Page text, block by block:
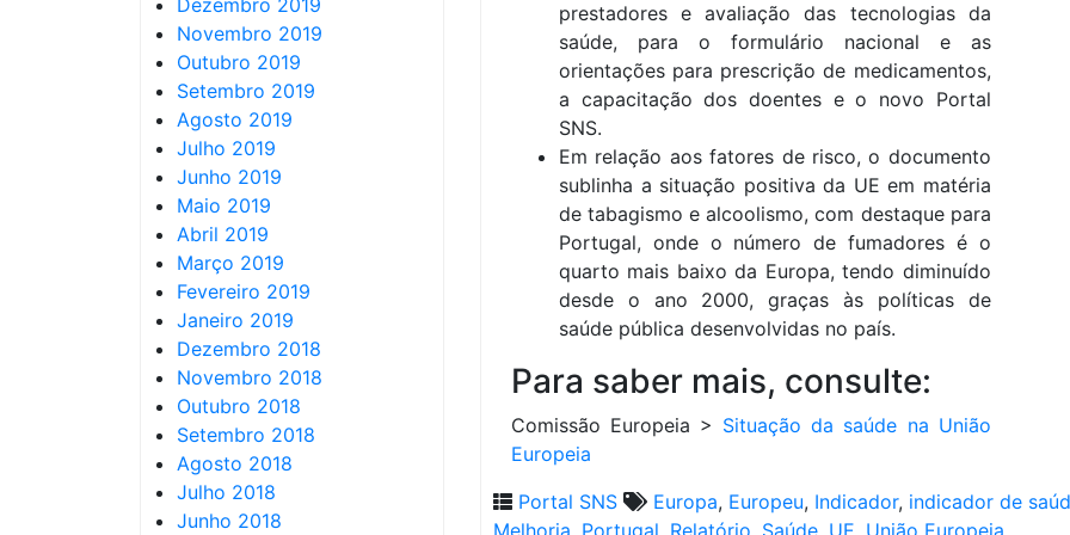
Dezembro 2019
Novembro 2019
Outubro 2019
Setembro 2019
Agosto 2019
Julho 2019
Junho 2019
Maio 2019
Abril 2019
Março 2019
Fevereiro 2019
Janeiro 2019
Dezembro 2018
Novembro 2018
Outubro 2018
Setembro 2018
Agosto 2018
Julho 2018
Junho 2018
prestadores e avaliação das tecnologias da
saúde, para o formulário nacional e as
orientações para prescrição de medicamentos,
a capacitação dos doentes e o novo Portal
SNS.
Em relação aos fatores de risco, o documento
sublinha a situação positiva da UE em matéria
de tabagismo e alcoolismo, com destaque para
Portugal, onde o número de fumadores é o
quarto mais baixo da Europa, tendo diminuído
desde o ano 2000, graças às políticas de
saúde pública desenvolvidas no país.
Para saber mais, consulte:
Comissão Europeia > Situação da saúde na União
Europeia
Portal SNS
Europa, Europeu, Indicador, indicador de
Melhoria Portugal Relatório Saúde UE União Europeia